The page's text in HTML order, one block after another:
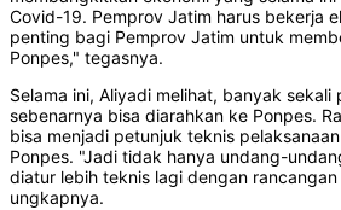
Covid-19. Pemprov Jatim harus bekerja
penting bagi Pemprov Jatim untuk
Ponpes," tegasnya.
Selama ini, Aliyadi melihat, banyak
sebenarnya bisa diarahkan ke Ponpes.
bisa menjadi petunjuk teknis
Ponpes. "Jadi tidak hanya undang-
diatur lebih teknis lagi dengan
ungkapnya.